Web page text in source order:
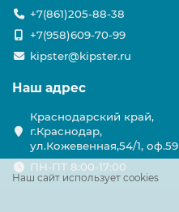
Наш сайт использует cookies
+7(861)205-88-38
+7(958)609-70-99
kipster@kipster.ru
Наш адрес
Краснодарский край,
г.Краснодар,
ул.Кожевенная,54/1, оф.59
ПН-ПТ 8:00-17:00